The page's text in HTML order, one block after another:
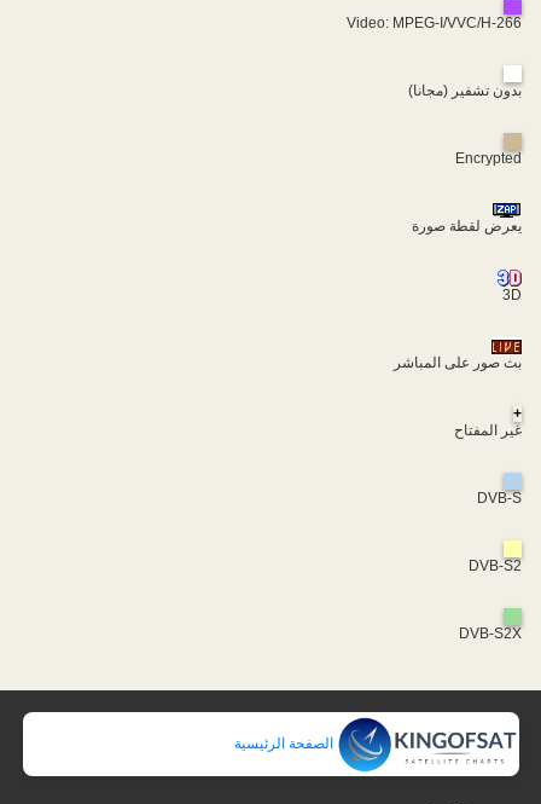
Video: MPEG-I/VVC/H-266
بدون تشفير (مجانا)
Encrypted
يعرض لقطة صورة
3D
بث صور على المباشر
+
غير المفتاح
DVB-S
DVB-S2
DVB-S2X
الصفحة الرئيسية